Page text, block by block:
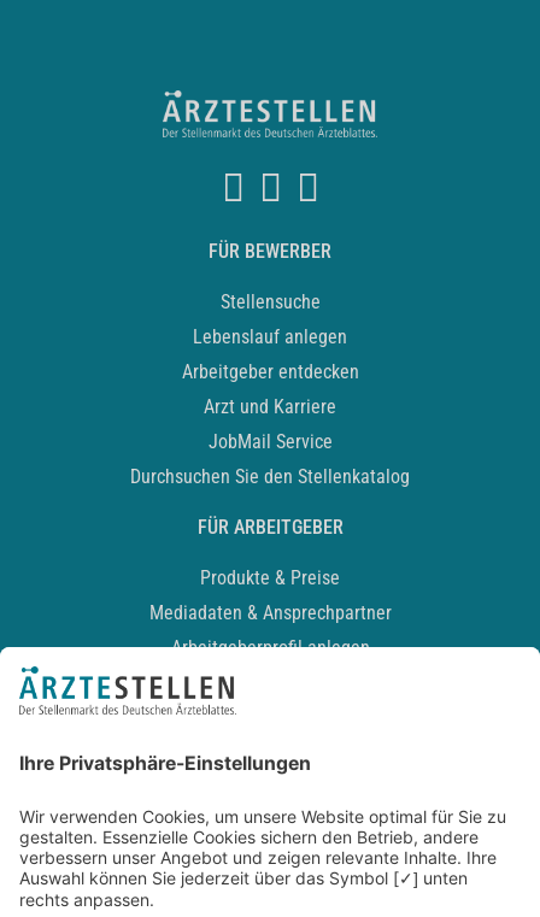
FÜR BEWERBER
Stellensuche
Lebenslauf anlegen
Arbeitgeber entdecken
Arzt und Karriere
JobMail Service
Durchsuchen Sie den Stellenkatalog
FÜR ARBEITGEBER
Produkte & Preise
Mediadaten & Ansprechpartner
Arbeitgeberprofil anlegen
Recruiting-Podcast
Kontakt
Datenschutz
Newsletter